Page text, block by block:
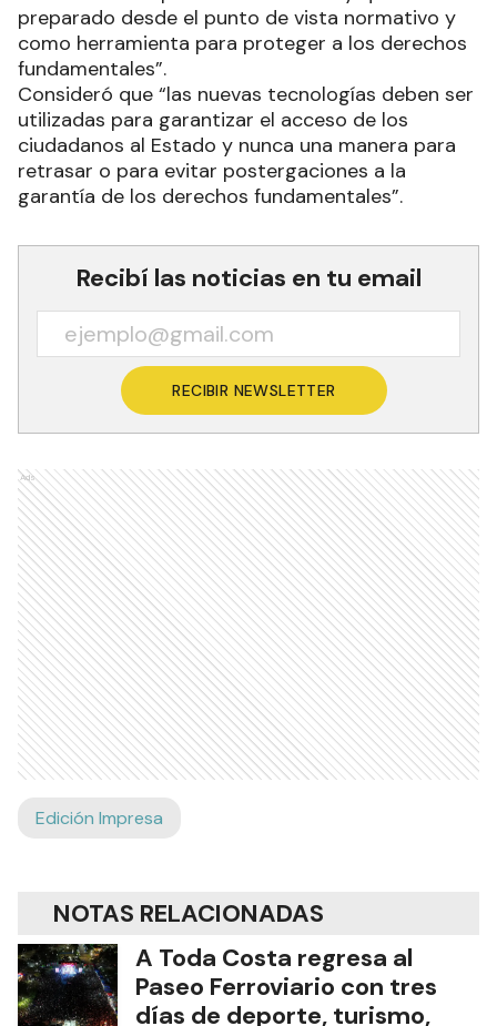
preparado desde el punto de vista normativo y
como herramienta para proteger a los derechos
fundamentales”.
Consideró que “las nuevas tecnologías deben ser
utilizadas para garantizar el acceso de los
ciudadanos al Estado y nunca una manera para
retrasar o para evitar postergaciones a la
garantía de los derechos fundamentales”.
Recibí las noticias en tu email
RECIBIR NEWSLETTER
Ads
Edición Impresa
NOTAS RELACIONADAS
A Toda Costa regresa al
Paseo Ferroviario con tres
días de deporte, turismo,